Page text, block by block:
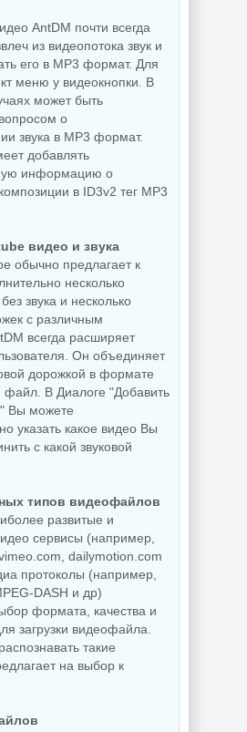
AntDM почти всегда
из видеопотока звук и
его в MP3 формат. Для
меню у видеокнопки. В
может быть
о
звука в MP3 формат.
добавлять
информацию о
в ID3v2 тег MP3
видео и звука
обычно предлагает к
несколько
звука и несколько
с различным
всегда расширяет
Он объединяет
дорожкой в формате
файл. В Диалоге "Добавить
Вы можете
указать какое видео Вы
с какой звуковой
типов видеофайлов
развитые и
сервисы (например,
dailymotion.com
протоколы (например,
DASH и др)
формата, качества и
загрузки видеофайла.
такие
на выбор к